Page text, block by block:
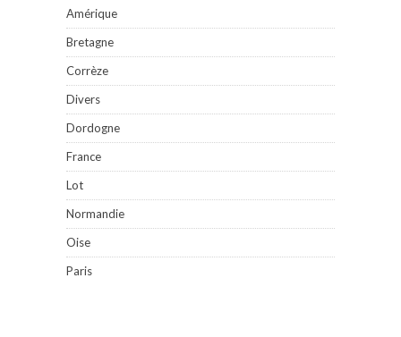
Amérique
Bretagne
Corrèze
Divers
Dordogne
France
Lot
Normandie
Oise
Paris